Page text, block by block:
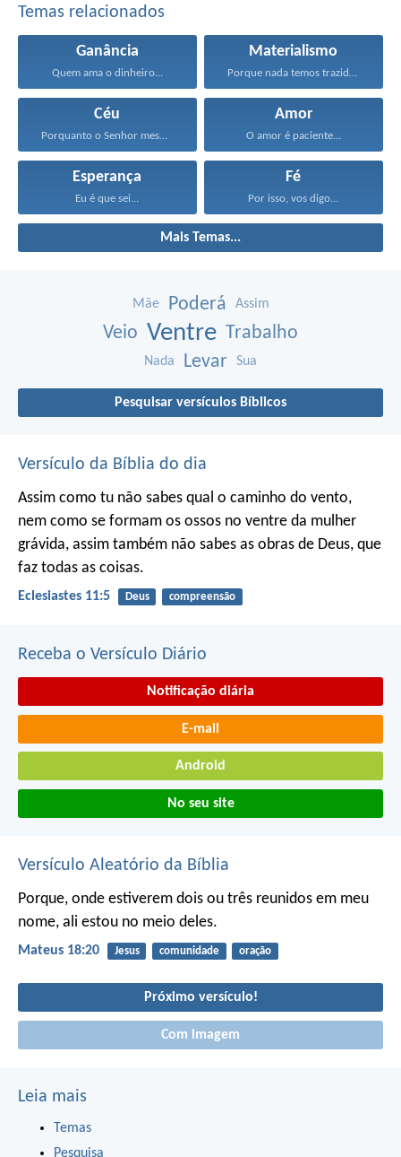
Temas relacionados
Ganância
Quem ama o dinheiro...
Materialismo
Porque nada temos trazido...
Céu
Porquanto o Senhor mesmo...
Amor
O amor é paciente...
Esperança
Eu é que sei...
Fé
Por isso, vos digo...
Mais Temas...
Mãe Poderá Assim
Veio Ventre Trabalho
Nada Levar Sua
Pesquisar versículos Bíblicos
Versículo da Bíblia do dia
Assim como tu não sabes qual o caminho do vento,
nem como se formam os ossos no ventre da mulher
grávida, assim também não sabes as obras de Deus, que
faz todas as coisas.
Eclesiastes 11:5 Deus compreensão
Receba o Versículo Diário
Notificação diária
E-mail
Android
No seu site
Versículo Aleatório da Bíblia
Porque, onde estiverem dois ou três reunidos em meu
nome, ali estou no meio deles.
Mateus 18:20 Jesus comunidade oração
Próximo versículo!
Com imagem
Leia mais
Temas
Pesquisa